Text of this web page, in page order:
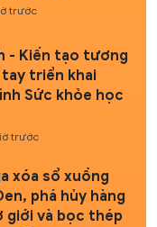
trước
- Kiến tạo tương
tay triển khai
Sức khỏe học
trước
xóa sổ xuồng
phá hủy hàng
giới và bọc thép